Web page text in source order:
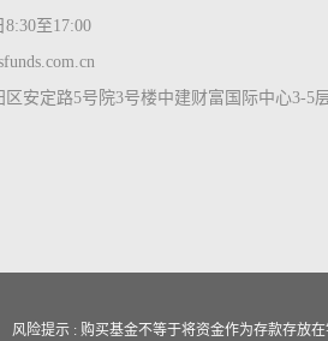
至17:00
安定路5号院3号楼中建财富国际中心3-5
风险提示 : 购买基金不等于将资金作为存款存放